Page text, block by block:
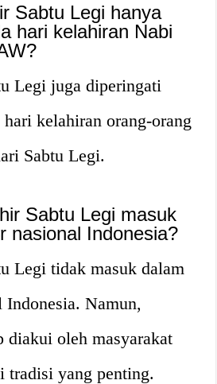
Sabtu Legi hanya
hari kelahiran Nabi
Legi juga diperingati
kelahiran orang-orang
Sabtu Legi.
Sabtu Legi masuk
nasional Indonesia?
Legi tidak masuk dalam
Indonesia. Namun,
diakui oleh masyarakat
tradisi yang penting.